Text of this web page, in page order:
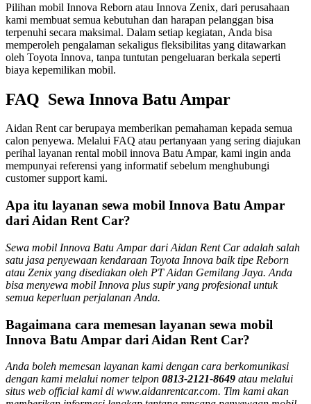
Pilihan mobil Innova Reborn atau Innova Zenix, dari perusahaan
kami membuat semua kebutuhan dan harapan pelanggan bisa
terpenuhi secara maksimal. Dalam setiap kegiatan, Anda bisa
memperoleh pengalaman sekaligus fleksibilitas yang ditawarkan
oleh Toyota Innova, tanpa tuntutan pengeluaran berkala seperti
biaya kepemilikan mobil.
FAQ Sewa Innova Batu Ampar
Aidan Rent car berupaya memberikan pemahaman kepada semua
calon penyewa. Melalui FAQ atau pertanyaan yang sering diajukan
perihal layanan rental mobil innova Batu Ampar, kami ingin anda
mempunyai referensi yang informatif sebelum menghubungi
customer support kami.
Apa itu layanan sewa mobil Innova Batu Ampar
dari Aidan Rent Car?
Sewa mobil Innova Batu Ampar dari Aidan Rent Car adalah salah
satu jasa penyewaan kendaraan Toyota Innova baik tipe Reborn
atau Zenix yang disediakan oleh PT Aidan Gemilang Jaya. Anda
bisa menyewa mobil Innova plus supir yang profesional untuk
semua keperluan perjalanan Anda.
Bagaimana cara memesan layanan sewa mobil
Innova Batu Ampar dari Aidan Rent Car?
Anda boleh memesan layanan kami dengan cara berkomunikasi
dengan kami melalui nomer telpon 0813-2121-8649 atau melalui
situs web official kami di www.aidanrentcar.com. Tim kami akan